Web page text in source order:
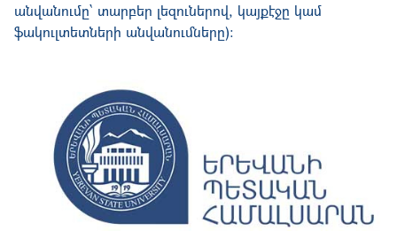
անվանումը՝ տարբեր լեզուներով, կայքէջը կամ
ֆակուլտետների անվանումները)։